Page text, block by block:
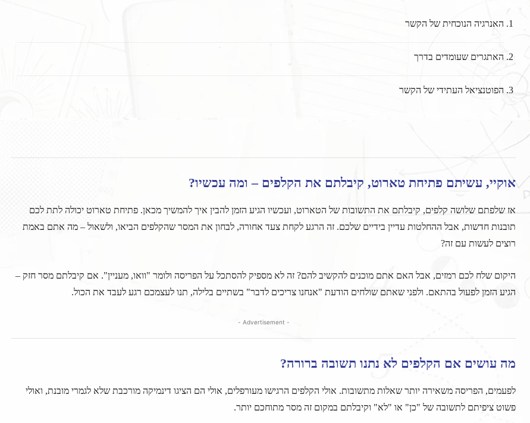
האנרגיה הנוכחית של הקשר
האתגרים שעומדים בדרך
הפוטנציאל העתידי של הקשר
אוקיי, עשיתם פתיחת טארוט, קיבלתם את הקלפים – ומה עכשיו?
אז שלפתם שלושה קלפים, קיבלתם את התשובות של הטארוט, ועכשיו הגיע הזמן להבין איך להמשיך מכאן. פתיחת טארוט יכולה לתת לכם
תובנות חדשות, אבל ההחלטות עדיין בידיים שלכם. זה הרגע לקחת צעד אחורה, לבחון את המסר שהקלפים הביאו, ולשאול – מה אתם באמת
רוצים לעשות עם זה?
היקום שלח לכם רמזים, אבל האם אתם מוכנים להקשיב להם? זה לא מספיק להסתכל על הפריסה ולומר "וואו, מעניין". אם קיבלתם מסר חזק –
הגיע הזמן לפעול בהתאם. ולפני שאתם שולחים הודעת "אנחנו צריכים לדבר" בשתיים בלילה, תנו לעצמכם רגע לעבד את הכול.
- Advertisement -
מה עושים אם הקלפים לא נתנו תשובה ברורה?
לפעמים, הפריסה משאירה יותר שאלות מתשובות. אולי הקלפים הרגישו מעורפלים, אולי הם הציגו דינמיקה מורכבת שלא לגמרי מובנת, ואולי
פשוט ציפיתם לתשובה של "כן" או "לא" וקיבלתם במקום זה מסר מתוחכם יותר.